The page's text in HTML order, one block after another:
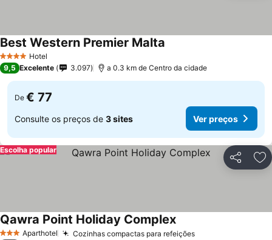
4 EstrelasHotel
Best Western Premier Malta
9,5 Excelente 3.097 a 0.3 km de Centro da cidade
De € 77
Consulte os preços de 3 sites Ver preços
Partilhar
Escolha popular
3 EstrelasAparthotel Cozinhas compactas para refeições
Qawra Point Holiday Complex